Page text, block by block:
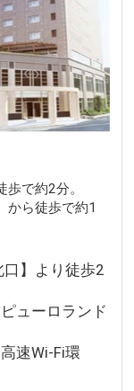
で約2分。
から徒歩で約1
】より徒歩2
ューロランド
速Wi-Fi環